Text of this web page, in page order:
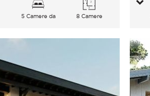
5 Camere da
8 Camere